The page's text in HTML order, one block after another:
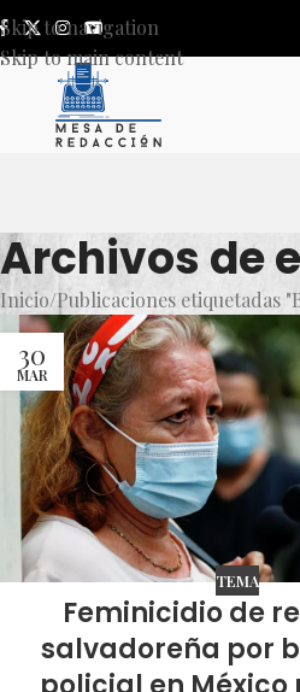
Skip to navigation
Skip to main content
Archivos de
Inicio Publicaciones etiquetadas
30
MAR
TEMA
Feminicidio de
salvadoreña por